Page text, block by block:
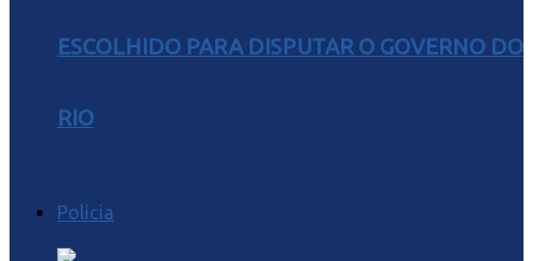
ESCOLHIDO PARA DISPUTAR O GOVERNO DO
RIO
Polícia